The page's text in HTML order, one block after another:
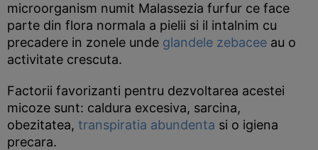
microorganism numit Malassezia furfur ce face
parte din flora normala a pielii si il intalnim cu
precadere in zonele unde glandele zebacee au o
activitate crescuta.
Factorii favorizanti pentru dezvoltarea acestei
micoze sunt: caldura excesiva, sarcina,
obezitatea, transpiratia abundenta si o igiena
precara.